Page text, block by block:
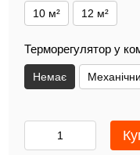
10 м² 12 м²
Терморегулятор у
Немає